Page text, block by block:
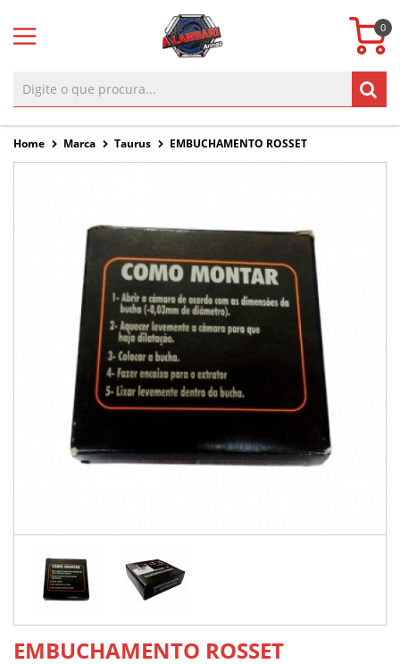
0
Home Marca Taurus EMBUCHAMENTO ROSSET
EMBUCHAMENTO ROSSET